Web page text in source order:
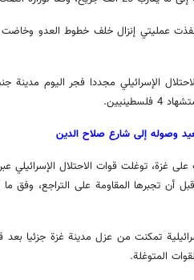
نفذت عمليتي إنزال خلف خطوط العدو
الإسرائيلي مجددا فجر اليوم مدينة
وصوله إلى شارع صلاح الدين
اليوم الـ24 من الحرب على غزة، توغلت قوات الاحتلال
أن تجبرها المقاومة على التراجع، وفق
تمكنت من عزل مدينة غزة جزئيا
المتوغلة.